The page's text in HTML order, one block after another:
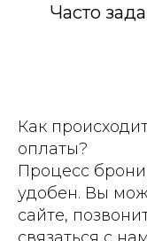
Часто
Как
оплаты?
Процесс
удобен. Вы
сайте,
связаться с